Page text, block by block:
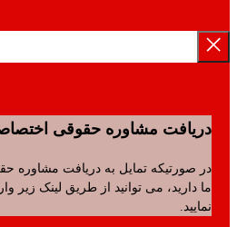
مشاوره حقوقی اختصاصی
تمایل به دریافت مشاوره حقوقی
می توانید از طریق لینک زیر وارد